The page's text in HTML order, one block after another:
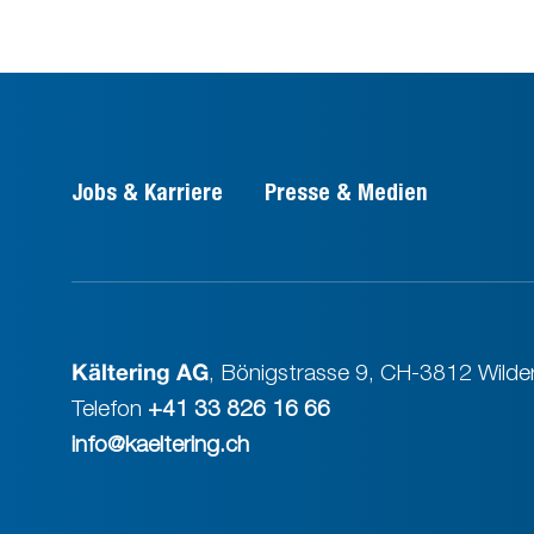
Jobs & Karriere Presse & Medien
Kältering AG, Bönigstrasse 9, CH-3812
Telefon +41 33 826 16 66
info@kaeltering.ch